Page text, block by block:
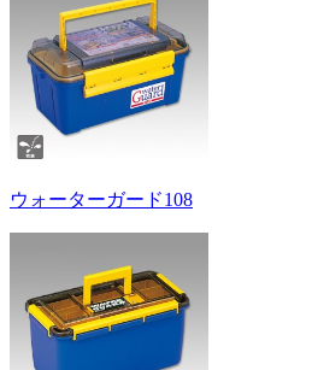
ウォーターガード108